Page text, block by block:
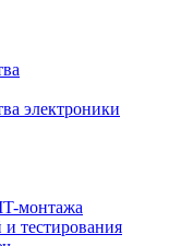
электроники
монтажа
тестирования